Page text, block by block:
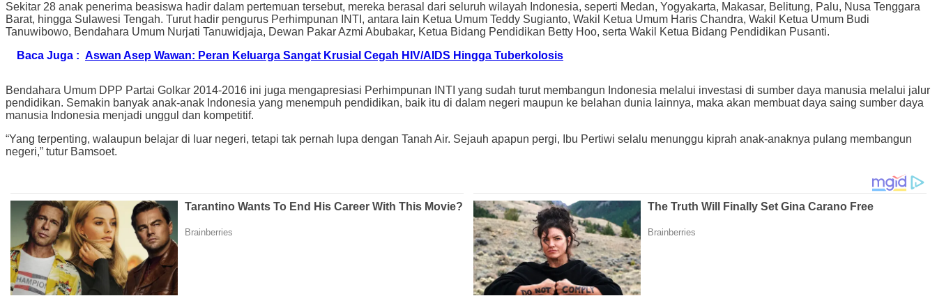
Sekitar 28 anak penerima beasiswa hadir dalam pertemuan tersebut, mereka berasal dari seluruh wilayah Indonesia, seperti Medan, Yogyakarta, Makasar, Belitung, Palu, Nusa Tenggara
Barat, hingga Sulawesi Tengah. Turut hadir pengurus Perhimpunan INTI, antara lain Ketua Umum Teddy Sugianto, Wakil Ketua Umum Haris Chandra, Wakil Ketua Umum Budi
Tanuwibowo, Bendahara Umum Nurjati Tanuwidjaja, Dewan Pakar Azmi Abubakar, Ketua Bidang Pendidikan Betty Hoo, serta Wakil Ketua Bidang Pendidikan Pusanti.
Baca Juga : Aswan Asep Wawan: Peran Keluarga Sangat Krusial Cegah HIV/AIDS Hingga Tuberkolosis
Bendahara Umum DPP Partai Golkar 2014-2016 ini juga mengapresiasi Perhimpunan INTI yang sudah turut membangun Indonesia melalui investasi di sumber daya manusia melalui jalur
pendidikan. Semakin banyak anak-anak Indonesia yang menempuh pendidikan, baik itu di dalam negeri maupun ke belahan dunia lainnya, maka akan membuat daya saing sumber daya
manusia Indonesia menjadi unggul dan kompetitif.
“Yang terpenting, walaupun belajar di luar negeri, tetapi tak pernah lupa dengan Tanah Air. Sejauh apapun pergi, Ibu Pertiwi selalu menunggu kiprah anak-anaknya pulang membangun
negeri,” tutur Bamsoet.